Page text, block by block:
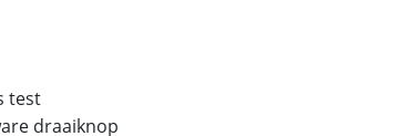
test
draaiknop